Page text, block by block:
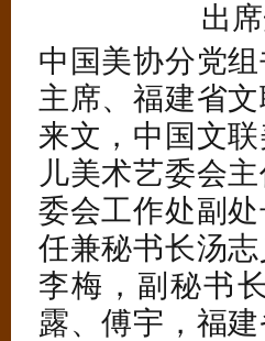
出
中国美协分党
主席、福建省
来文，中国文
儿美术艺委会
委会工作处副
任兼秘书长汤
李梅，副秘书
露、傅宇，福